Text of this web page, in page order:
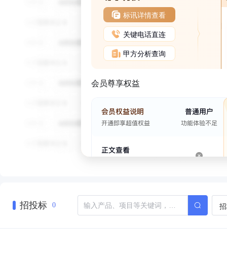
标讯详情查看
关键电话直连
甲方分析查询
会员尊享权益
招投标 0